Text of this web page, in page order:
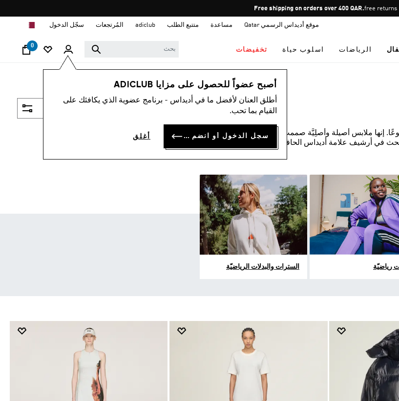
Pause
promotion
Free shipping on orders over 400 QAR.free returns
موقع أديداس الرسمي Qatar مساعدة متتبع الطلب adiclub المُرتجعات سجّل الدخول
الرياضات اسلوب حياة تخفيضات
0
أصبح عضواً للحصول على مزايا ADICLUB
أطلق العنان لأفضل ما في أديداس - برنامج عضوية الذي يكافئك على
القيام بما تحب.
سجل الدخول أو انضم الآن أغلق
إنها ملابس أصيلة وأصلِيَّة صممت لكيلا يقلدها أي
في أرشيف علامة أديداس الحافل. المواد
رياضيّة السترات والبدلات الرياضيّة